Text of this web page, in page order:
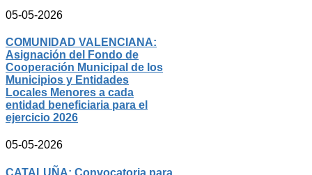
05-05-2026
COMUNIDAD VALENCIANA:
Asignación del Fondo de
Cooperación Municipal de los
Municipios y Entidades
Locales Menores a cada
entidad beneficiaria para el
ejercicio 2026
05-05-2026
CATALUÑA: Convocatoria para